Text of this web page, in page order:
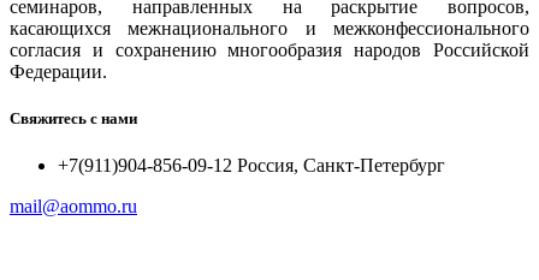
семинаров, направленных на раскрытие вопросов,
касающихся межнационального и межконфессионального
согласия и сохранению многообразия народов Российской
Федерации.
Свяжитесь с нами
+7(911)904-856-09-12 Россия, Санкт-Петербург
mail@aommo.ru